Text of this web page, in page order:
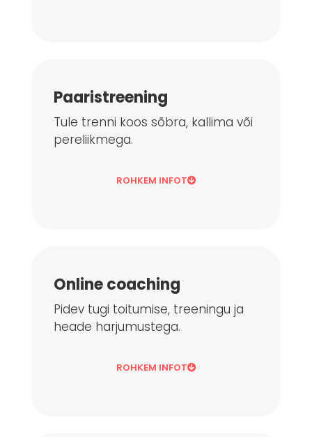
Paaristreening
Tule trenni koos sõbra, kallima või
pereliikmega.
ROHKEM INFOT
Online coaching
Pidev tugi toitumise, treeningu ja
heade harjumustega.
ROHKEM INFOT